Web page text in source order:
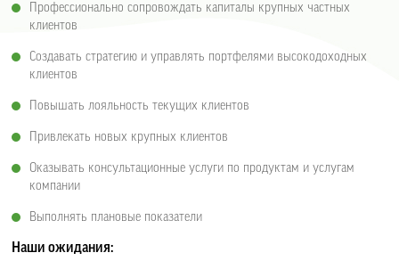
Профессионально сопровождать капиталы крупных частных
клиентов
Создавать стратегию и управлять портфелями высокодоходных
клиентов
Повышать лояльность текущих клиентов
Привлекать новых крупных клиентов
Оказывать консультационные услуги по продуктам и услугам
компании
Выполнять плановые показатели
Наши ожидания: